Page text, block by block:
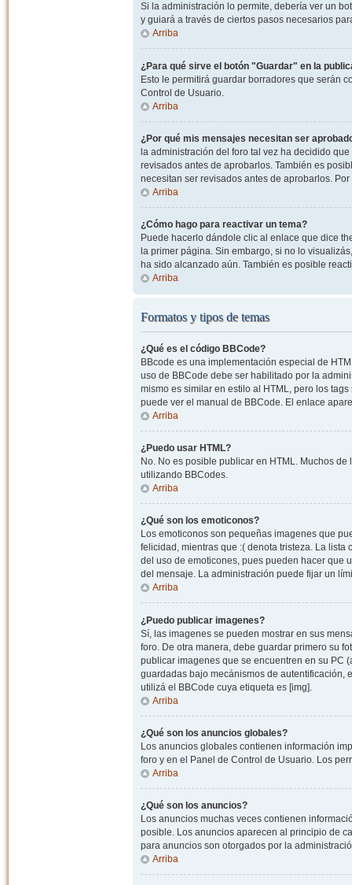
Si la administración lo permite, debería ver un
y guiará a través de ciertos pasos necesarios
Arriba
¿Para qué sirve el botón "Guardar" en la
Esto le permitirá guardar borradores que serán
Control de Usuario.
Arriba
¿Por qué mis mensajes necesitan ser
la administración del foro tal vez ha decidido
revisados antes de aprobarlos. También es
necesitan ser revisados antes de aprobarlos.
Arriba
¿Cómo hago para reactivar un tema?
Puede hacerlo dándole clic al enlace que dice
la primer página. Sin embargo, si no lo
ha sido alcanzado aún. También es posible
Arriba
Formatos y tipos de temas
¿Qué es el código BBCode?
BBcode es una implementación especial de
uso de BBCode debe ser habilitado por la
mismo es similar en estilo al HTML, pero los
puede ver el manual de BBCode. El enlace
Arriba
¿Puedo usar HTML?
No. No es posible publicar en HTML. Muchos
utilizando BBCodes.
Arriba
¿Qué son los emoticonos?
Los emoticonos son pequeñas imagenes que
felicidad, mientras que :( denota tristeza. La
del uso de emoticones, pues pueden hacer que
del mensaje. La administración puede fijar un
Arriba
¿Puedo publicar imagenes?
Sí, las imagenes se pueden mostrar en sus
foro. De otra manera, debe guardar primero su
publicar imagenes que se encuentren en su PC
guardadas bajo mecánismos de autentificación,
utilizá el BBCode cuya etiqueta es [img].
Arriba
¿Qué son los anuncios globales?
Los anuncios globales contienen información
foro y en el Panel de Control de Usuario. Los
Arriba
¿Qué son los anuncios?
Los anuncios muchas veces contienen
posible. Los anuncios aparecen al principio de
para anuncios son otorgados por la
Arriba